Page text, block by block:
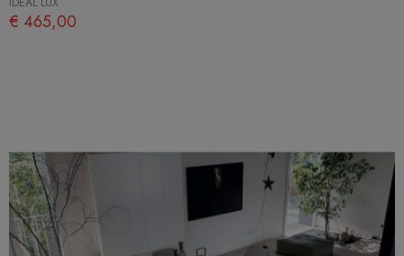
€ 465,00